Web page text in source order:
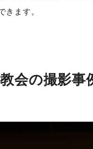
きます。
会の撮影事